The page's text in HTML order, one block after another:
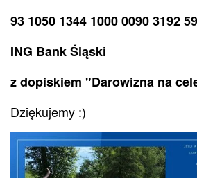
93 1050 1344 1000 0090 3192
ING Bank Śląski
z dopiskiem "Darowizna na
Dziękujemy :)